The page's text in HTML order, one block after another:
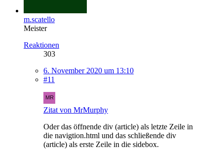
m.scatello
Meister
Reaktionen
303
6. November 2020 um 13:10
#11
Zitat von MrMurphy
Oder das öffnende div (article) als letzte Zeile in
die navigtion.html und das schließende div
(article) als erste Zeile in die sidebox.